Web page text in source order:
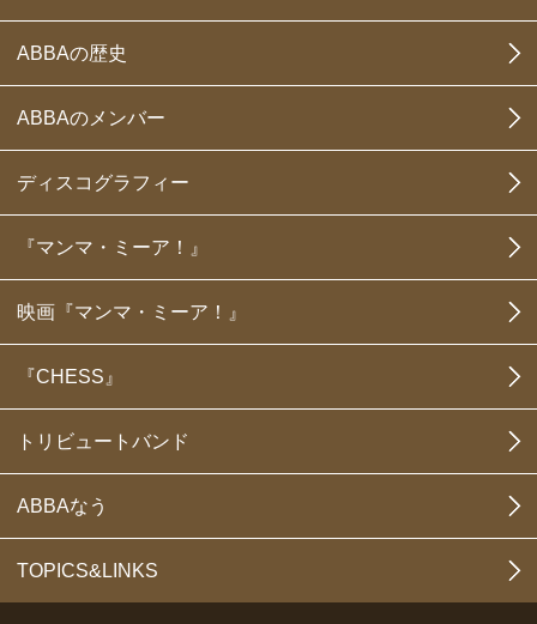
ABBAの歴史
ABBAのメンバー
ディスコグラフィー
『マンマ・ミーア！』
映画『マンマ・ミーア！』
『CHESS』
トリビュートバンド
ABBAなう
TOPICS&LINKS